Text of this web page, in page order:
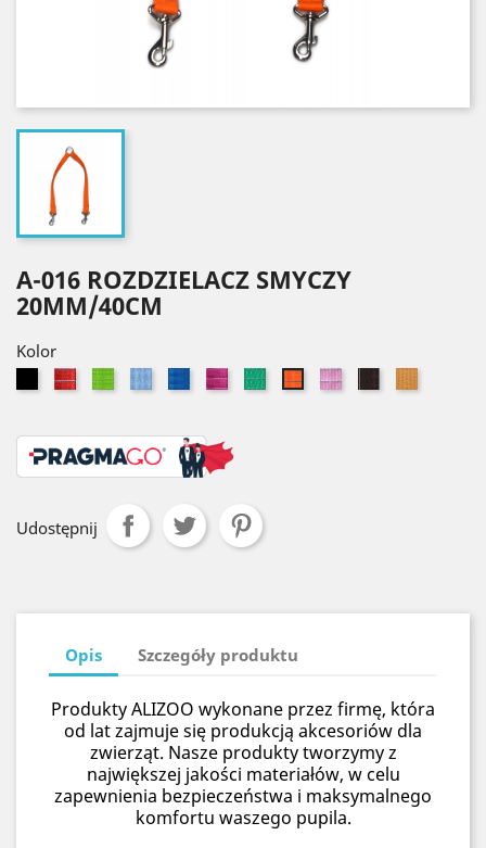
A-016 ROZDZIELACZ SMYCZY
20MM/40CM
Kolor
CzarnyCzerwonySeledynowy
BłękitnyNiebieski
RóżowyZielonyPomarańczowy
Jasny
Brązowy
Udostępnij
Opis Szczegóły produktu
Produkty ALIZOO wykonane przez firmę, która
od lat zajmuje się produkcją akcesoriów dla
zwierząt. Nasze produkty tworzymy z
największej jakości materiałów, w celu
zapewnienia bezpieczeństwa i maksymalnego
komfortu waszego pupila.